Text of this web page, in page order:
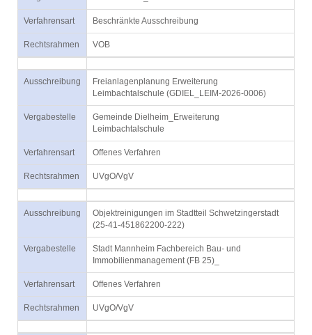
Verfahrensart Beschränkte Ausschreibung
Rechtsrahmen VOB
Ausschreibung
Freianlagenplanung Erweiterung
Leimbachtalschule (GDIEL_LEIM-2026-0006)
Vergabestelle
Gemeinde Dielheim_Erweiterung
Leimbachtalschule
Verfahrensart Offenes Verfahren
Rechtsrahmen UVgO/VgV
Ausschreibung
Objektreinigungen im Stadtteil Schwetzingerstadt
(25-41-451862200-222)
Vergabestelle
Stadt Mannheim Fachbereich Bau- und
Immobilienmanagement (FB 25)_
Verfahrensart Offenes Verfahren
Rechtsrahmen UVgO/VgV